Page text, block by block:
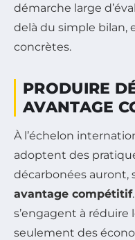
démarche large
delà du simple bilan,
concrètes.
PRODUIRE
AVANTAGE
À l’échelon
adoptent des
décarbonées auront,
avantage compétitif
s’engagent à
seulement des